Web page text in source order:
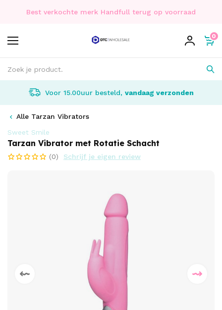
Best verkochte merk Handfull terug op voorraad
0
Voor 15.00uur besteld, vandaag verzonden
Alle Tarzan Vibrators
Sweet Smile
Tarzan Vibrator met Rotatie Schacht
(0) Schrijf je eigen review